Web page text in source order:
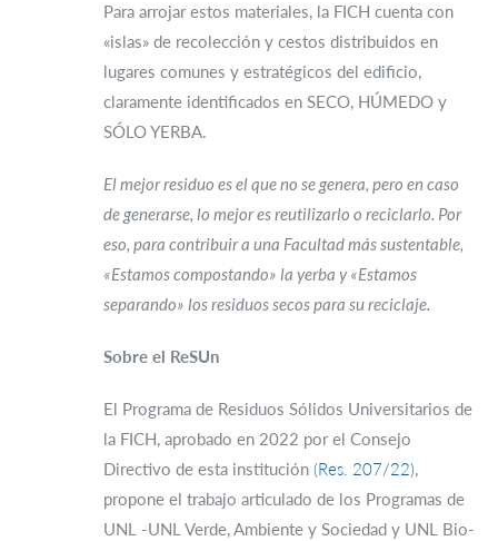
Para arrojar estos materiales, la FICH cuenta con
«islas» de recolección y cestos distribuidos en
lugares comunes y estratégicos del edificio,
claramente identificados en SECO, HÚMEDO y
SÓLO YERBA.
El mejor residuo es el que no se genera, pero en caso
de generarse, lo mejor es reutilizarlo o reciclarlo. Por
eso, para contribuir a una Facultad más sustentable,
«Estamos compostando» la yerba y «Estamos
separando» los residuos secos para su reciclaje.
Sobre el ReSUn
El Programa de Residuos Sólidos Universitarios de
la FICH, aprobado en 2022 por el Consejo
Directivo de esta institución (Res. 207/22),
propone el trabajo articulado de los Programas de
UNL -UNL Verde, Ambiente y Sociedad y UNL Bio-